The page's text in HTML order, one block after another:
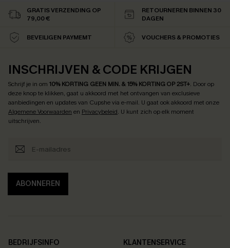
GRATIS VERZENDING OP
79,00 €
RETOURNEREN BINNEN 30
DAGEN
BEVEILIGEN PAYMEMT VOUCHERS & PROMOTIES
INSCHRIJVEN & CODE KRIJGEN
Schrijf je in om 10% KORTING GEEN MIN. & 15% KORTING OP 2ST+. Door op
deze knop te klikken, gaat u akkoord met het ontvangen van exclusieve
aanbiedingen en updates van Cupshe via e-mail. U gaat ook akkoord met onze
Algemene Voorwaarden en Privacybeleid. U kunt zich op elk moment
uitschrijven.
ABONNEREN
BEDRIJFSINFO
KLANTENSERVICE